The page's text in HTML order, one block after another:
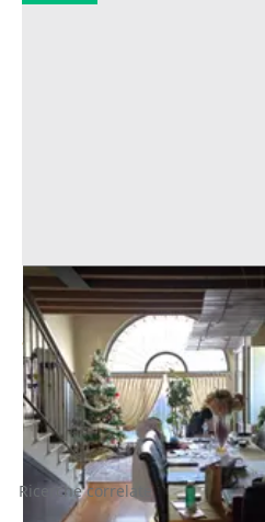
Asta Alloggio duplex con
Arzignano (Vicenza)
Offerta minima
80.160 €
17/09/2026
Ricerche correlate